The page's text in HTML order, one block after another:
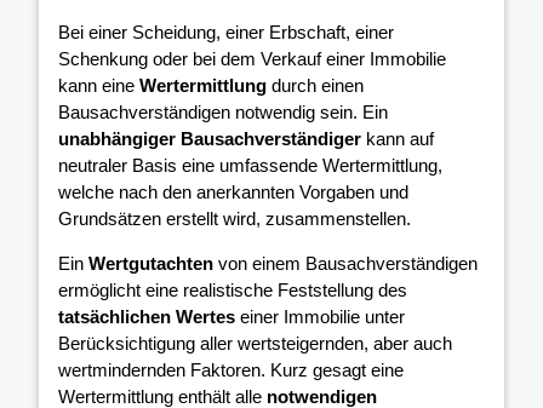
Bei einer Scheidung, einer Erbschaft, einer
Schenkung oder bei dem Verkauf einer Immobilie
kann eine Wertermittlung durch einen
Bausachverständigen notwendig sein. Ein
unabhängiger Bausachverständiger kann auf
neutraler Basis eine umfassende Wertermittlung,
welche nach den anerkannten Vorgaben und
Grundsätzen erstellt wird, zusammenstellen.
Ein Wertgutachten von einem Bausachverständigen
ermöglicht eine realistische Feststellung des
tatsächlichen Wertes einer Immobilie unter
Berücksichtigung aller wertsteigernden, aber auch
wertmindernden Faktoren. Kurz gesagt eine
Wertermittlung enthält alle notwendigen